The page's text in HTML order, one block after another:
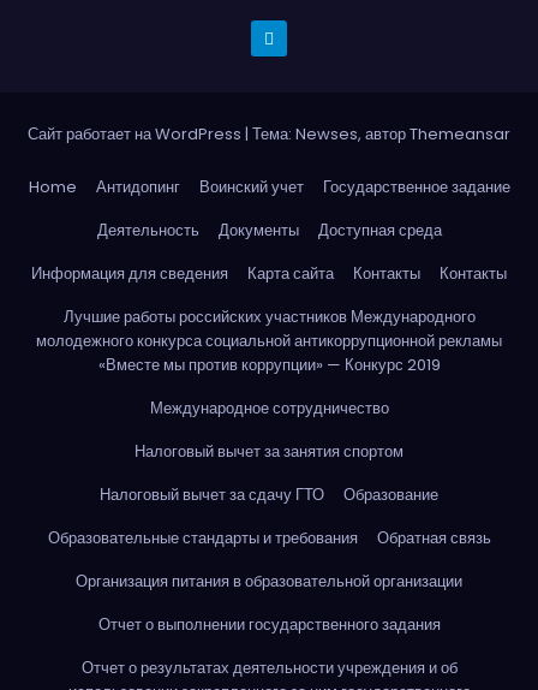
Сайт работает на WordPress | Тема: Newses, авторThemeansar
Home Антидопинг Воинский учет
Государственное задание
Деятельность
Документы
Доступная среда
Информация для сведения
Карта сайта Контакты
Контакты
Лучшие работы российских участников Международного
молодежного конкурса социальной антикоррупционной рекламы
«Вместе мы против коррупции» — Конкурс 2019
Международное сотрудничество
Налоговый вычет за занятия спортом
Налоговый вычет за сдачу ГТО
Образование
Образовательные стандарты и требования
Обратная связь
Организация питания в образовательной организации
Отчет о выполнении государственного задания
Отчет о результатах деятельности учреждения и об